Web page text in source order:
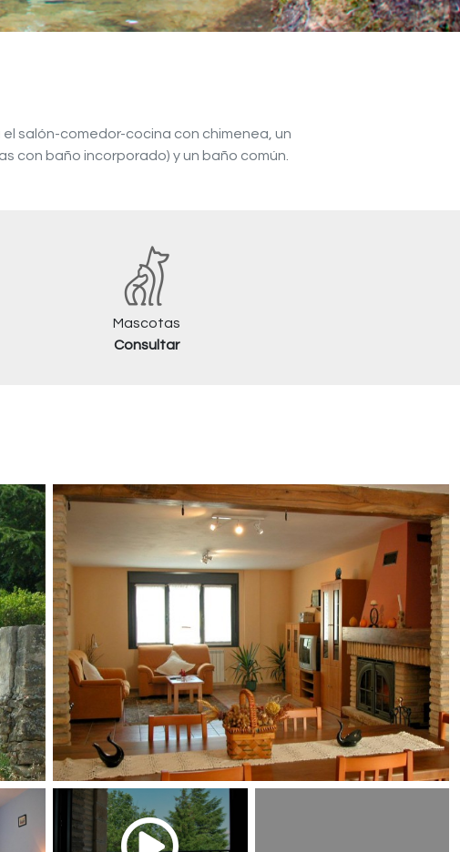
salón-comedor-cocina con chimenea, un
con baño incorporado) y un baño común.
Mascotas
Consultar